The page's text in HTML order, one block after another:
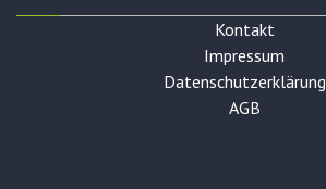
Kontakt
Impressum
Datenschutzerklärung
AGB